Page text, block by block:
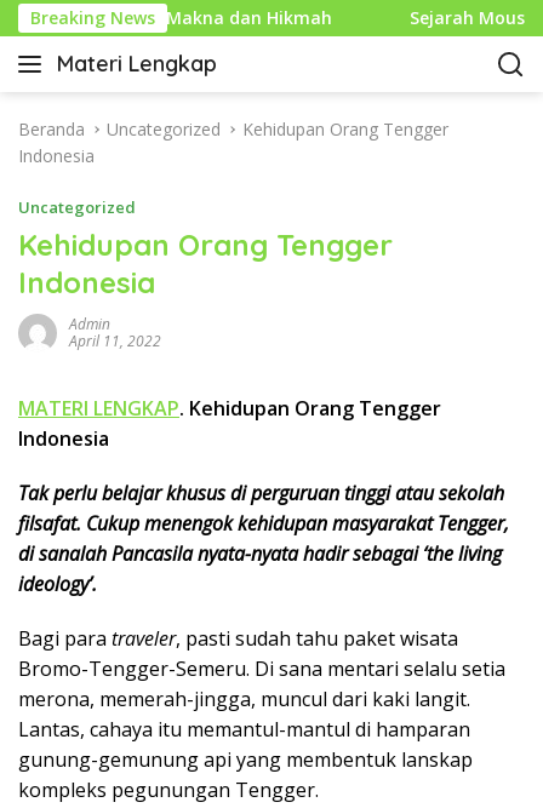
a
Breaking News
Penuh Makna dan Hikmah Sejarah Mouse
Materi Lengkap
I
f
o
e
n
d
i
i
n
L
n
g
k
a
Beranda Uncategorized
Kehidupan Orang Tengger
Indonesia
Uncategorized
Kehidupan Orang Tengger
Indonesia
Admin
April 11, 2022
MATERI LENGKAP. Kehidupan Orang Tengger
Indonesia
Tak perlu belajar khusus di perguruan tinggi atau sekolah
filsafat. Cukup menengok kehidupan masyarakat Tengger,
di sanalah Pancasila nyata-nyata hadir sebagai ‘the living
ideology’.
Bagi para traveler, pasti sudah tahu paket wisata
Bromo-Tengger-Semeru. Di sana mentari selalu setia
merona, memerah-jingga, muncul dari kaki langit.
Lantas, cahaya itu memantul-mantul di hamparan
gunung-gemunung api yang membentuk lanskap
kompleks pegunungan Tengger.